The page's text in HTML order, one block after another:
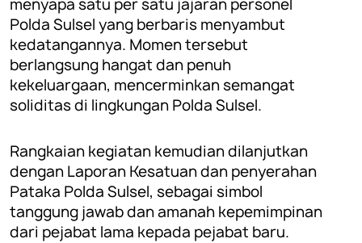
menyapa satu per satu jajaran personel
Polda Sulsel yang berbaris menyambut
kedatangannya. Momen tersebut
berlangsung hangat dan penuh
kekeluargaan, mencerminkan semangat
soliditas di lingkungan Polda Sulsel.
Rangkaian kegiatan kemudian dilanjutkan
dengan Laporan Kesatuan dan penyerahan
Pataka Polda Sulsel, sebagai simbol
tanggung jawab dan amanah kepemimpinan
dari pejabat lama kepada pejabat baru.